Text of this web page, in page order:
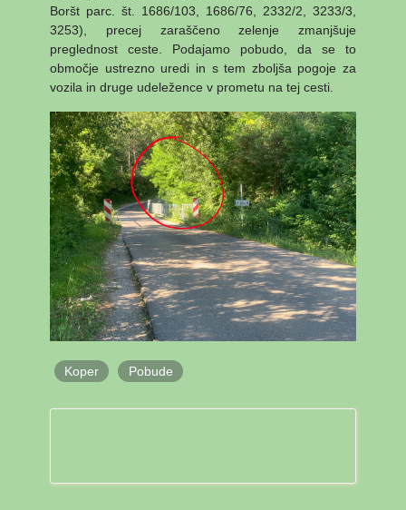
Boršt parc. št. 1686/103, 1686/76, 2332/2, 3233/3,
3253), precej zaraščeno zelenje zmanjšuje
preglednost ceste. Podajamo pobudo, da se to
območje ustrezno uredi in s tem zboljša pogoje za
vozila in druge udeležence v prometu na tej cesti.
Koper Pobude